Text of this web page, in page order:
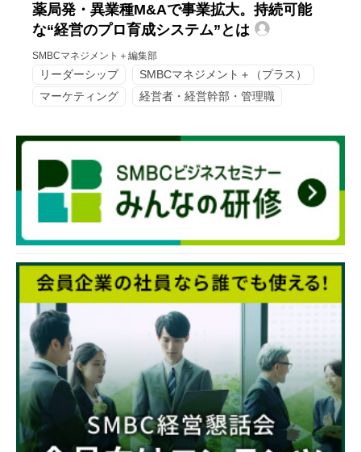
薬局発・異業種M&Aで事業拡大。持続可能
な“経営のプロ育成システム”とは
SMBCマネジメント＋編集部
リーダーシップ
SMBCマネジメント＋（プラス）
マーケティング
経営者・経営幹部・管理職